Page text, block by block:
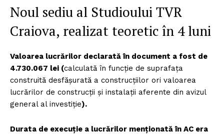
Noul sediu al Studioului TVR
Craiova, realizat teoretic în 4 luni
Valoarea lucrărilor declarată în document a fost de
4.730.067 lei (calculată în funcţie de suprafaţa
construită desfăşurată a construcţiilor ori valoarea
lucrărilor de construcţii şi instalaţii aferente din avizul
general al investiţie).
Durata de execuţie a lucrărilor menționată în AC era